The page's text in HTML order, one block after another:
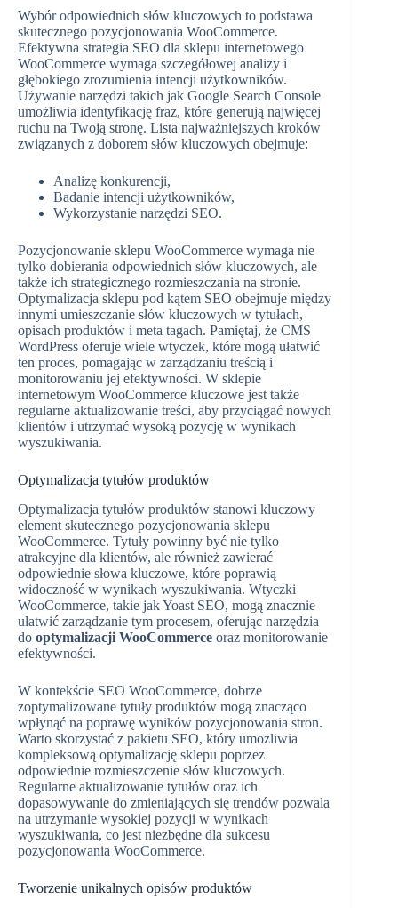
Wybór odpowiednich słów kluczowych to podstawa
skutecznego pozycjonowania WooCommerce.
Efektywna strategia SEO dla sklepu internetowego
WooCommerce wymaga szczegółowej analizy i
głębokiego zrozumienia intencji użytkowników.
Używanie narzędzi takich jak Google Search Console
umożliwia identyfikację fraz, które generują najwięcej
ruchu na Twoją stronę. Lista najważniejszych kroków
związanych z doborem słów kluczowych obejmuje:
Analizę konkurencji,
Badanie intencji użytkowników,
Wykorzystanie narzędzi SEO.
Pozycjonowanie sklepu WooCommerce wymaga nie
tylko dobierania odpowiednich słów kluczowych, ale
także ich strategicznego rozmieszczania na stronie.
Optymalizacja sklepu pod kątem SEO obejmuje między
innymi umieszczanie słów kluczowych w tytułach,
opisach produktów i meta tagach. Pamiętaj, że CMS
WordPress oferuje wiele wtyczek, które mogą ułatwić
ten proces, pomagając w zarządzaniu treścią i
monitorowaniu jej efektywności. W sklepie
internetowym WooCommerce kluczowe jest także
regularne aktualizowanie treści, aby przyciągać nowych
klientów i utrzymać wysoką pozycję w wynikach
wyszukiwania.
Optymalizacja tytułów produktów
Optymalizacja tytułów produktów stanowi kluczowy
element skutecznego pozycjonowania sklepu
WooCommerce. Tytuły powinny być nie tylko
atrakcyjne dla klientów, ale również zawierać
odpowiednie słowa kluczowe, które poprawią
widoczność w wynikach wyszukiwania. Wtyczki
WooCommerce, takie jak Yoast SEO, mogą znacznie
ułatwić zarządzanie tym procesem, oferując narzędzia
do optymalizacji WooCommerce oraz monitorowanie
efektywności.
W kontekście SEO WooCommerce, dobrze
zoptymalizowane tytuły produktów mogą znacząco
wpłynąć na poprawę wyników pozycjonowania stron.
Warto skorzystać z pakietu SEO, który umożliwia
kompleksową optymalizację sklepu poprzez
odpowiednie rozmieszczenie słów kluczowych.
Regularne aktualizowanie tytułów oraz ich
dopasowywanie do zmieniających się trendów pozwala
na utrzymanie wysokiej pozycji w wynikach
wyszukiwania, co jest niezbędne dla sukcesu
pozycjonowania WooCommerce.
Tworzenie unikalnych opisów produktów